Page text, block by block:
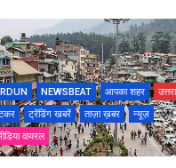
NEWSBEAT आपका शहर
ट्रेंडिंग खबरें ताज़ा ख़बर
न्यूज़
वायरल